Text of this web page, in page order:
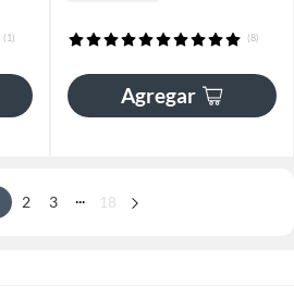
(1) (8)
Agregar
2 3 ... 18